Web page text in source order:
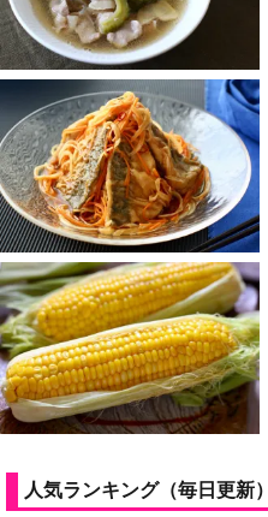
人気ランキング（毎日更新）